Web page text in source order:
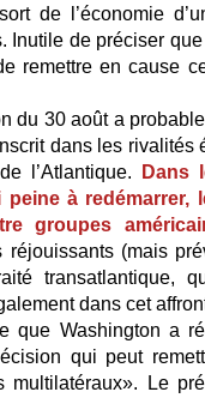
de l’économie
Inutile de préciser
remettre en cause
du 30 août a
dans les rivalités
l’Atlantique.
Dans
à redémarrer,
groupes
réjouissants (mais
transatlantique,
dans cet
que Washington a
qui peut
multilatéraux». Le